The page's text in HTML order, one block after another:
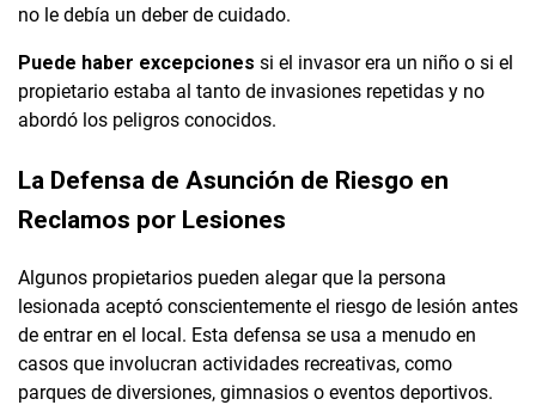
no le debía un deber de cuidado.
Puede haber excepciones si el invasor era un niño o si el
propietario estaba al tanto de invasiones repetidas y no
abordó los peligros conocidos.
La Defensa de Asunción de Riesgo en
Reclamos por Lesiones
Algunos propietarios pueden alegar que la persona
lesionada aceptó conscientemente el riesgo de lesión antes
de entrar en el local. Esta defensa se usa a menudo en
casos que involucran actividades recreativas, como
parques de diversiones, gimnasios o eventos deportivos.